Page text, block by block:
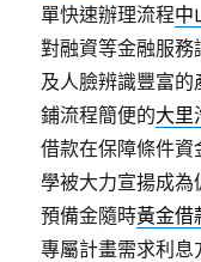
單快速辦理流程中
對融資等金融服
及人臉辨識豐富
鋪流程簡便的大里
借款在保障條件
學被大力宣揚成
預備金隨時黃金借
專屬計畫需求利息